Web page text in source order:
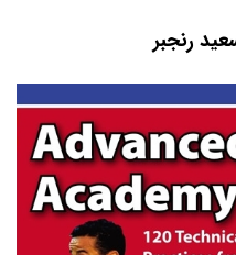
رنجبر